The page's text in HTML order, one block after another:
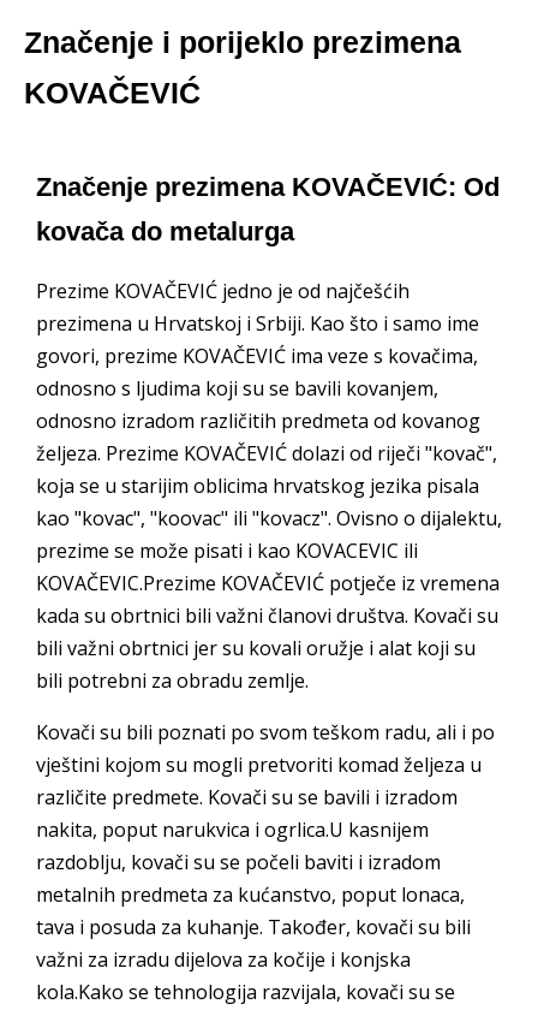
Značenje i porijeklo prezimena
KOVAČEVIĆ
Značenje prezimena KOVAČEVIĆ: Od
kovača do metalurga
Prezime KOVAČEVIĆ jedno je od najčešćih
prezimena u Hrvatskoj i Srbiji. Kao što i samo ime
govori, prezime KOVAČEVIĆ ima veze s kovačima,
odnosno s ljudima koji su se bavili kovanjem,
odnosno izradom različitih predmeta od kovanog
željeza. Prezime KOVAČEVIĆ dolazi od riječi "kovač",
koja se u starijim oblicima hrvatskog jezika pisala
kao "kovac", "koovac" ili "kovacz". Ovisno o dijalektu,
prezime se može pisati i kao KOVACEVIC ili
KOVAČEVIC.Prezime KOVAČEVIĆ potječe iz vremena
kada su obrtnici bili važni članovi društva. Kovači su
bili važni obrtnici jer su kovali oružje i alat koji su
bili potrebni za obradu zemlje.
Kovači su bili poznati po svom teškom radu, ali i po
vještini kojom su mogli pretvoriti komad željeza u
različite predmete. Kovači su se bavili i izradom
nakita, poput narukvica i ogrlica.U kasnijem
razdoblju, kovači su se počeli baviti i izradom
metalnih predmeta za kućanstvo, poput lonaca,
tava i posuda za kuhanje. Također, kovači su bili
važni za izradu dijelova za kočije i konjska
kola.Kako se tehnologija razvijala, kovači su se